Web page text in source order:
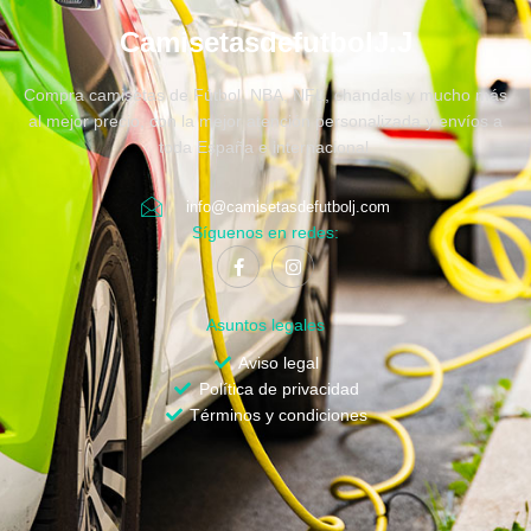
CamisetasdefutbolJ.J
Compra camisetas de Fútbol, NBA, NFL, chandals y mucho más
al mejor precio, con la mejor atención personalizada y envíos a
toda España e internacional.
info@camisetasdefutbolj.com
Síguenos en redes:
Asuntos legales
Aviso legal
Política de privacidad
Términos y condiciones